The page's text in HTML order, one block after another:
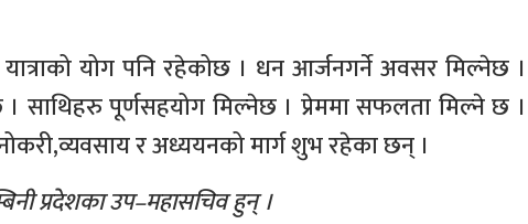
योग पनि रहेकोछ । धन आर्जनगर्ने अवसर मिल्नेछ ।
। साथिहरु पूर्णसहयोग मिल्नेछ । प्रेममा सफलता मिल्ने छ ।
र अध्ययनको मार्ग शुभ रहेका छन् ।
प्रदेशका उप–महासचिव हुन् ।